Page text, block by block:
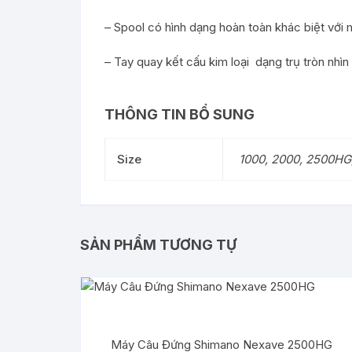
– Spool có hình dạng hoàn toàn khác biệt
– Tay quay kết cấu kim loại dạng trụ tròn
THÔNG TIN BỔ SUNG
Size 1000, 2000,
SẢN PHẨM TƯƠNG TỰ
Máy Câu Đứng Shimano Nexave 2500HG